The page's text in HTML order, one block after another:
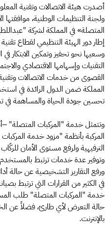
أصدرت هيئة الاتصالات وتقنية
ولجنة التنظيمات الوطنية، موافقتها
المتصلة» في المملكة لشركة
إطار دور الهيئة التنظيمي لقطاع
وسعيها نحو تحفيز وتمكين الابتكار
التقنيات وإسهامها الاقتصادي
القصوى من خدمات الاتصالات
المملكة ضمن الدول الرائدة في
تحسين جودة الحياة والمساهمة في
وتتمثل خدمة "المركبات المتصلة"
المركبة بأنظمة "مزود خدمة
الترفيهية ولرفع مستوى الأمان
وتوفير عدة خدمات ترتبط
ورفع التقارير التشخيصية عن حالة
في الكثير من القرارات التي ترتبط
خدمة "المركبات المتصلة" طلب
حالة التعرض لأي طارئ، فضلاً عن
بالإنترنت.